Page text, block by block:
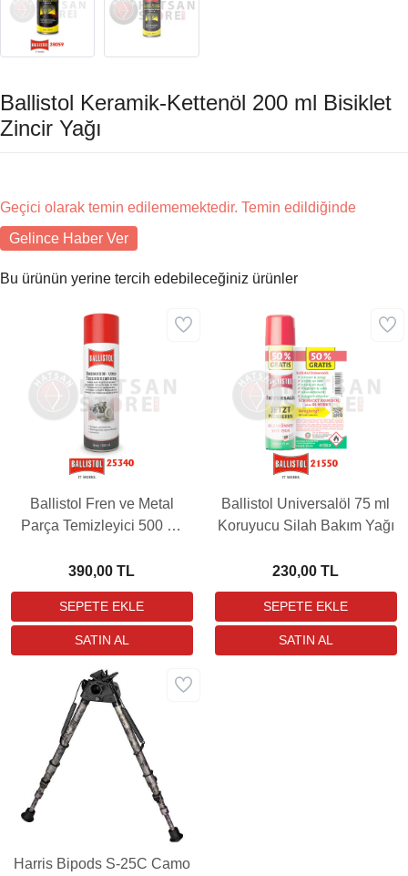
Ballistol Keramik-Kettenöl 200 ml Bisiklet
Zincir Yağı
Geçici olarak temin edilememektedir. Temin edildiğinde
Gelince Haber Ver
Bu ürünün yerine tercih edebileceğiniz ürünler
Ballistol Fren ve Metal
Parça Temizleyici 500 ml
390,00 TL
Ballistol Universalöl 75 ml
Koruyucu Silah Bakım Yağı
230,00 TL
Harris Bipods S-25C Camo